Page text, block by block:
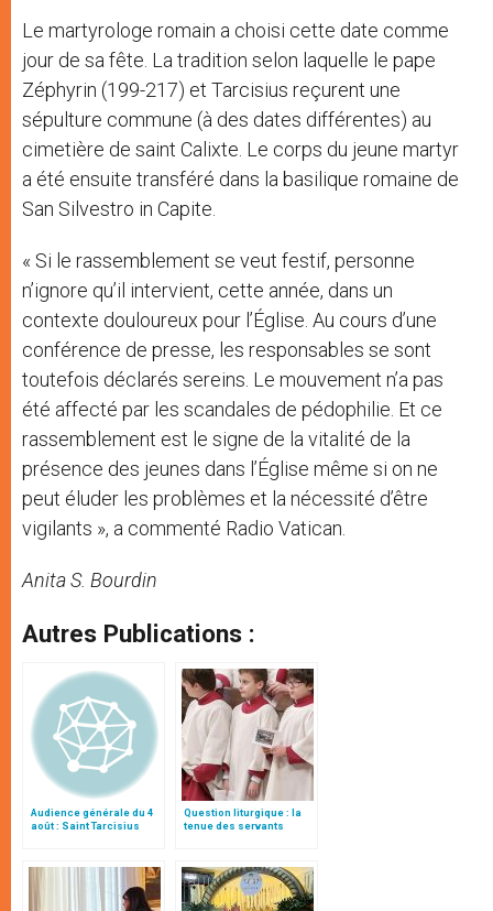
Le martyrologe romain a choisi cette date comme
jour de sa fête. La tradition selon laquelle le pape
Zéphyrin (199-217) et Tarcisius reçurent une
sépulture commune (à des dates différentes) au
cimetière de saint Calixte. Le corps du jeune martyr
a été ensuite transféré dans la basilique romaine de
San Silvestro in Capite.
« Si le rassemblement se veut festif, personne
n’ignore qu’il intervient, cette année, dans un
contexte douloureux pour l’Église. Au cours d’une
conférence de presse, les responsables se sont
toutefois déclarés sereins. Le mouvement n’a pas
été affecté par les scandales de pédophilie. Et ce
rassemblement est le signe de la vitalité de la
présence des jeunes dans l’Église même si on ne
peut éluder les problèmes et la nécessité d’être
vigilants », a commenté Radio Vatican.
Anita S. Bourdin
Autres Publications :
Audience générale du 4
août : Saint Tarcisius
Question liturgique : la
tenue des servants